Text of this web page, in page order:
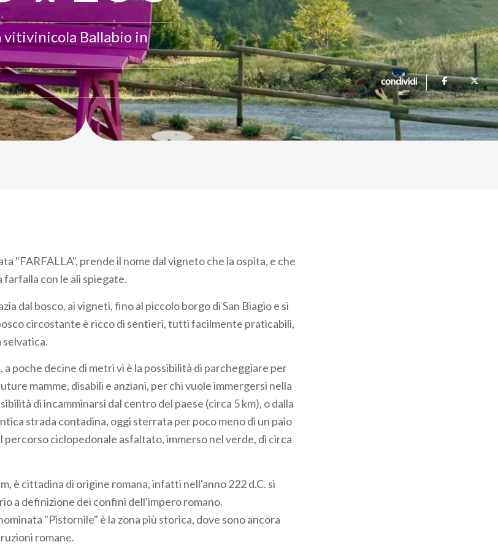
vitivinicola Ballabio in
condividi
"FARFALLA", prende il nome dal vigneto che la ospita, e che
con le ali spiegate.
dal bosco, ai vigneti, fino al piccolo borgo di San Biagio e si
circostante è ricco di sentieri, tutti facilmente praticabili,
selvatica.
a poche decine di metri vi è la possibilità di parcheggiare per
mamme, disabili e anziani, per chi vuole immergersi nella
di incamminarsi dal centro del paese (circa 5 km), o dalla
strada contadina, oggi sterrata per poco meno di un paio
ciclopedonale asfaltato, immerso nel verde, di circa
è cittadina di origine romana, infatti nell'anno 222 d.C. si
a definizione dei confini dell'impero romano.
"Pistornile" è la zona più storica, dove sono ancora
romane.